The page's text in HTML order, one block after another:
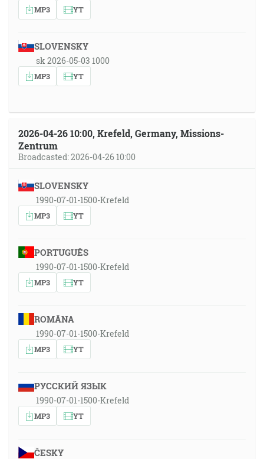
MP3 YT
SLOVENSKY
sk 2026-05-03 1000
MP3 YT
2026-04-26 10:00, Krefeld, Germany, Missions-
Zentrum
Broadcasted: 2026-04-26 10:00
SLOVENSKY
1990-07-01-1500-Krefeld
MP3 YT
PORTUGUÊS
1990-07-01-1500-Krefeld
MP3 YT
ROMÂNA
1990-07-01-1500-Krefeld
MP3 YT
РУССКИЙ ЯЗЫК
1990-07-01-1500-Krefeld
MP3 YT
ČESKY